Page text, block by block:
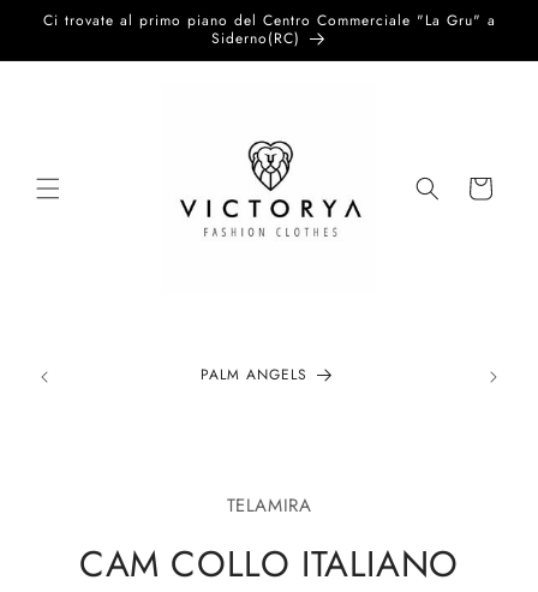
direttamente
Ci trovate al primo piano del Centro Commerciale "La Gru" a
Siderno(RC)
Carrello
PALM ANGELS
TELAMIRA
CAM COLLO ITALIANO